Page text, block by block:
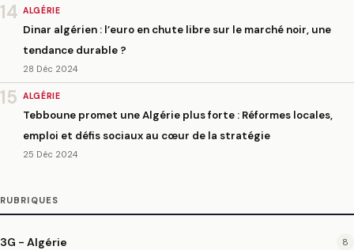
14 ALGÉRIE
Dinar algérien : l’euro en chute libre sur le marché noir, une
tendance durable ?
28 Déc 2024
15 ALGÉRIE
Tebboune promet une Algérie plus forte : Réformes locales,
emploi et défis sociaux au cœur de la stratégie
25 Déc 2024
RUBRIQUES
3G - Algérie 8